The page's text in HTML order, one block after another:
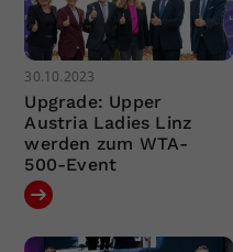
30.10.2023
Upgrade: Upper
Austria Ladies Linz
werden zum WTA-
500-Event